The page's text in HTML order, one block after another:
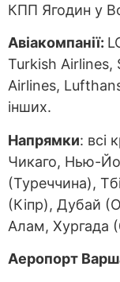
КПП Ягодин у
Авіакомпанії:
Turkish Airlines,
Airlines,
інших.
Напрямки: всі
Чикаго, Нью-
(Туреччина),
(Кіпр), Дубай
Алам, Хургада
Аеропорт